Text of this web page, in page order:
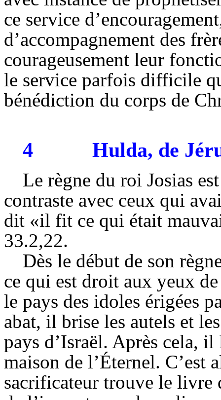
ce service
d’accompagnement des
courageusement leur
le service parfois difficile
bénédiction du corps de
4 Hulda, de
Le règne du roi Josias
contraste avec ceux qui
dit «il fit ce qui était
33.2,22.
Dès le début de son
ce qui est droit aux yeux
le pays des idoles érigées
abat, il brise les autels et
pays d’Israël. Après cela,
maison de l’Éternel. C’est
sacrificateur trouve le livre